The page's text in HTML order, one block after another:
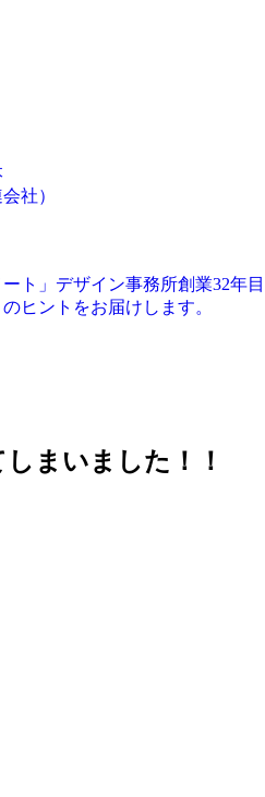
社）
ト」 デザイン事務所創業32年
ヒントをお届けします。
まいました！！